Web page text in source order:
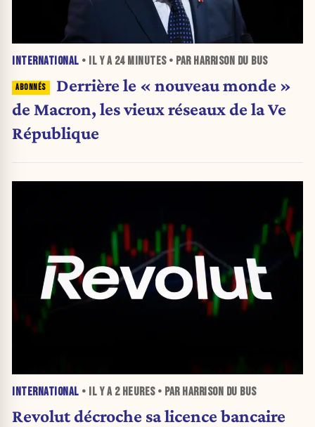
INTERNATIONAL • IL Y A 24 MINUTES• PAR HARRISON DU BUS
Derrière le « nouveau monde »
de Macron, les vieux réseaux de la Ve
République
INTERNATIONAL • IL Y A 2 HEURES• PAR HARRISON DU BUS
Revolut décroche sa licence bancaire